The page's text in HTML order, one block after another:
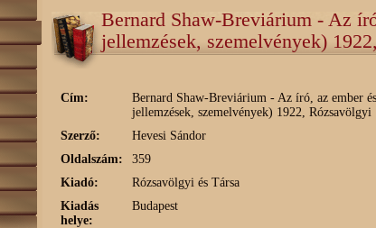
Bernard Shaw-Breviárium - Az
jellemzések, szemelvények)
Cím:
Bernard Shaw-Breviárium - Az író, az ember
jellemzések, szemelvények) 1922, Rózsavölgyi
Szerző:
Hevesi Sándor
Oldalszám:
359
Kiadó:
Rózsavölgyi és Társa
Kiadás
helye:
Budapest